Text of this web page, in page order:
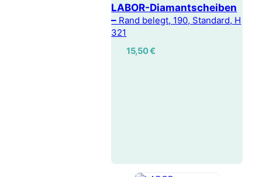
LABOR-Diamantscheiben
– Rand belegt, 190, Standard, H
321
15,50€